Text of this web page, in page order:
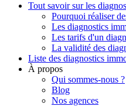
Tout savoir sur les
Pourquoi réaliser
Les diagnostics
Les tarifs d'un
La validité des
Liste des diagnostics
À propos
Qui sommes-nous ?
Blog
Nos agences